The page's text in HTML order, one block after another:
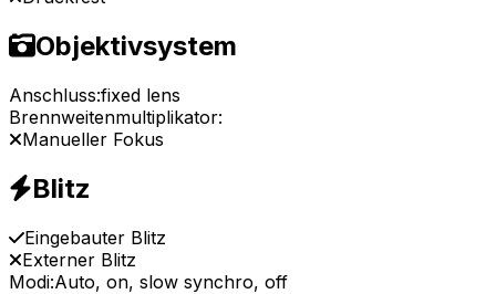
Objektivsystem
Anschluss:fixed lens
Brennweitenmultiplikator:
Manueller Fokus
Blitz
Eingebauter Blitz
Externer Blitz
Modi:Auto, on, slow synchro, off